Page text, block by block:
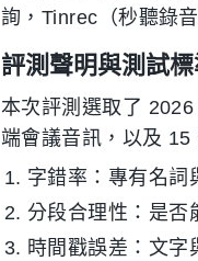
詢，Tinrec（秒聽錄
評測聲明與測試
本次評測選取了
端會議音訊，以及 15
字錯率：專有名詞
分段合理性：是否
時間戳誤差：文字